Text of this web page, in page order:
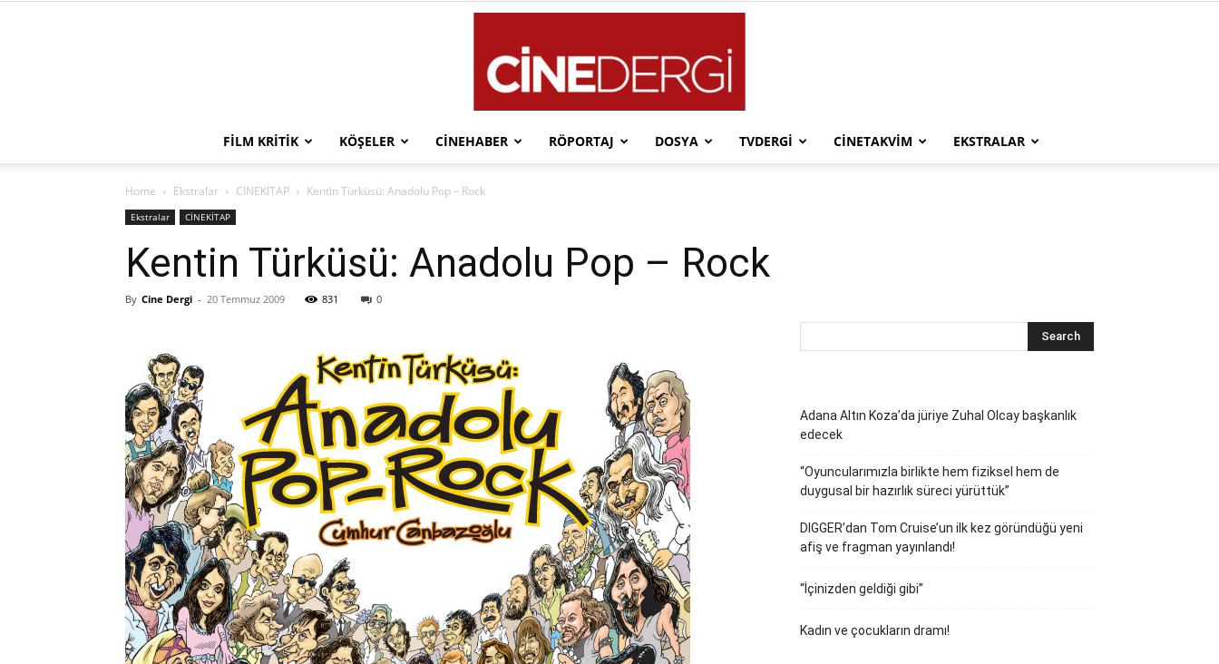
FILM KRITIK KÖŞELER CINEHABER RÖPORTAJ DOSYA TVDERGI CINETAKVIM EKSTRALAR
Home Ekstralar CİNEKİTAP Kentin Türküsü: Anadolu Pop – Rock
Ekstralar CİNEKİTAP
Kentin Türküsü: Anadolu Pop – Rock
By Cine Dergi - 20 Temmuz 2009 831 0
Adana Altın Koza’da jüriye Zuhal Olcay başkanlık
edecek
“Oyuncularımızla birlikte hem fiziksel hem de
duygusal bir hazırlık süreci yürüttük”
DIGGER’dan Tom Cruise’un ilk kez göründüğü yeni
afiş ve fragman yayınlandı!
“İçinizden geldiği gibi”
Kadın ve çocukların dramı!